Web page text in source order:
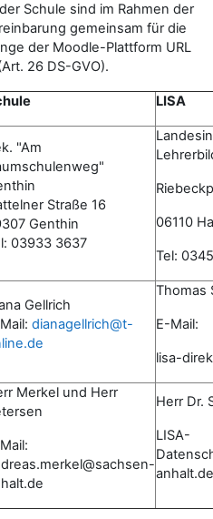
Schule sind im Rahmen der
gemeinsam für die
der Moodle-Plattform URL
26 DS-GVO).
LISA
"Am
Straße 16
Genthin
03933 3637
06110
Tel:
Gellrich
dianagellrich@t-
Thomas
E-Mail:
lisa-
Merkel und Herr
Herr Dr.
LISA-
anhalt.de